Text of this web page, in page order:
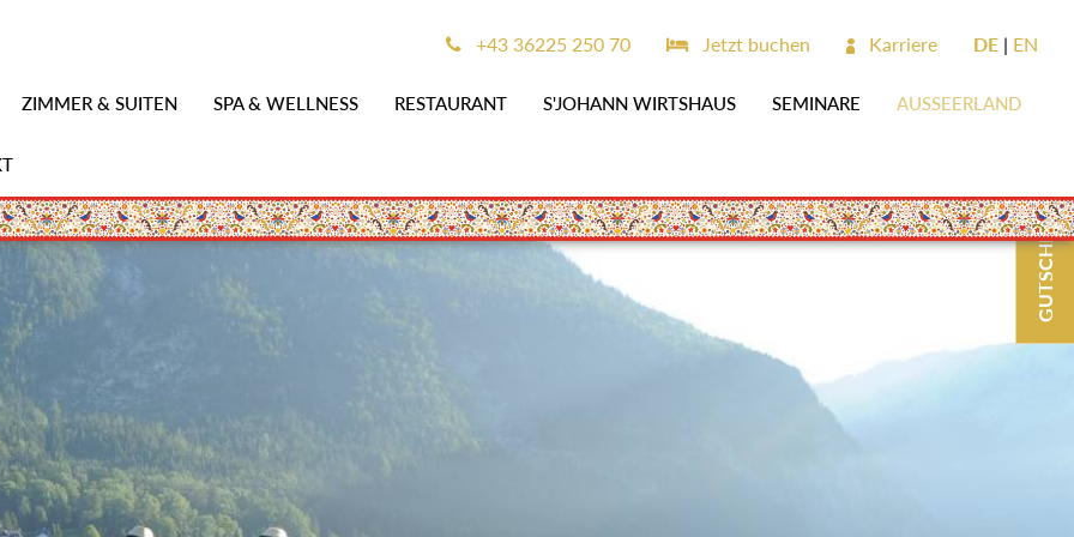
ZIMMER & SUITEN SPA & WELLNESS RESTAURANT S'JOHANN WIRTSHAUS SEMINARE AUSSEERLAND
+43 36225 250 70 Jetzt buchen Karriere DE EN
GUTSCHEINE